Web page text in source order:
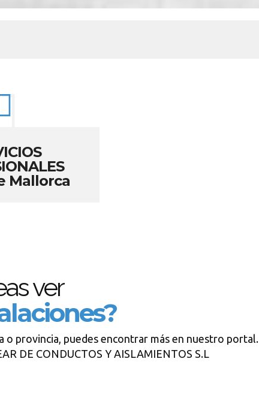
Mallorca
ver
o provincia, puedes encontrar más en nuestro portal.
DE CONDUCTOS Y AISLAMIENTOS S.L